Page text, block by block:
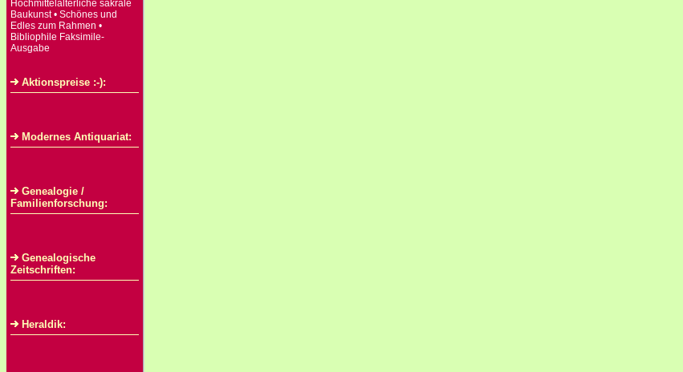
Hochmittelalterliche sakrale
Baukunst • Schönes und
Edles zum Rahmen •
Bibliophile Faksimile-
Ausgabe
Aktionspreise :-):
Modernes Antiquariat:
Genealogie /
Familienforschung:
Genealogische
Zeitschriften:
Heraldik: